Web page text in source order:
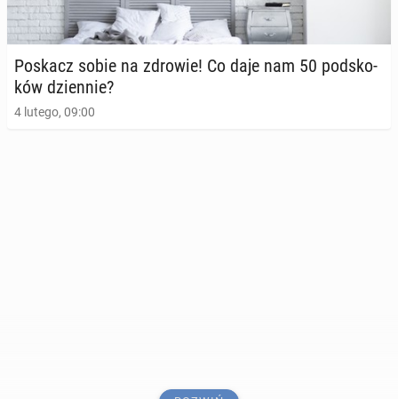
Poskacz sobie na zdrowie! Co daje nam 50 pod­sko­
ków dzien­nie?
4 lutego, 09:00